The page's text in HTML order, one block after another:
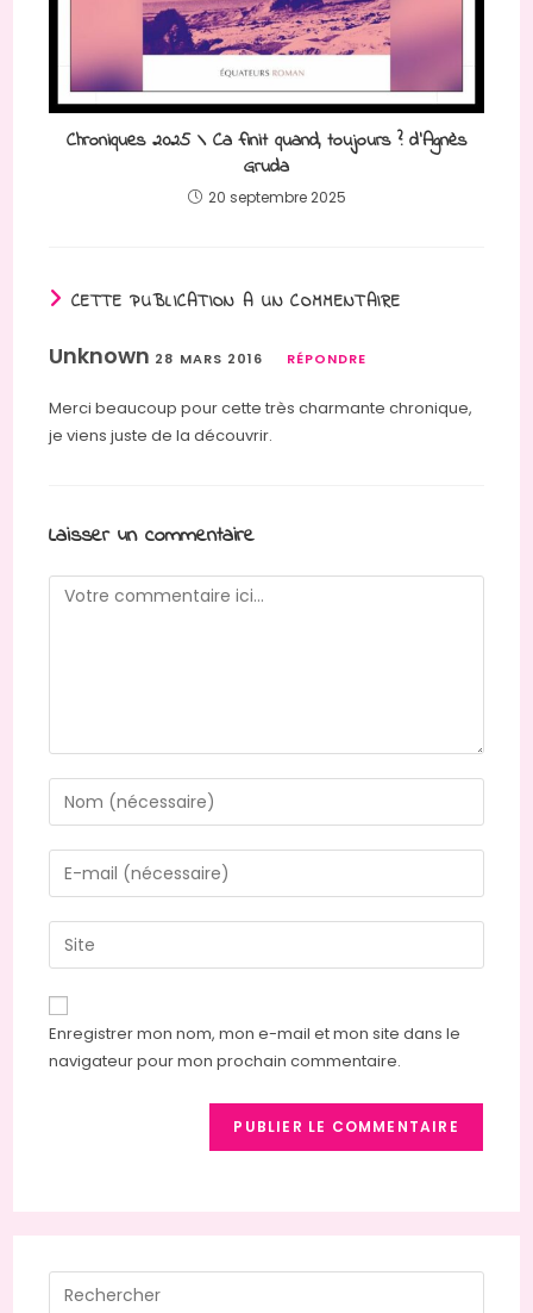
Chroniques 2025 \ Ca finit quand, toujours ? d’Agnès
Gruda
20 septembre 2025
CETTE PUBLICATION A UN COMMENTAIRE
Unknown 28 MARS 2016 RÉPONDRE
Merci beaucoup pour cette très charmante chronique,
je viens juste de la découvrir.
Laisser un commentaire
Comment
Enter
your
name
or
to
comment
Enter
your
email
address
comment
Saisir
l’URL
de
votre
site
Enregistrer mon nom, mon e-mail et mon site dans le
navigateur pour mon prochain commentaire.